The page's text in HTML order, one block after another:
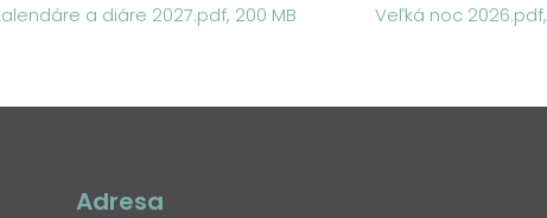
a diáre 2027.pdf, 200 MB Veľká noc
Adresa